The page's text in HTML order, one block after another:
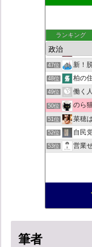
ランキング
老子の
つい
45位 デモ
46位
47位 新！
48位 柏の
49位 働く
50位 のら
51位 菜穂
52位 自民
53位 営業
ネト
闘う
筆者